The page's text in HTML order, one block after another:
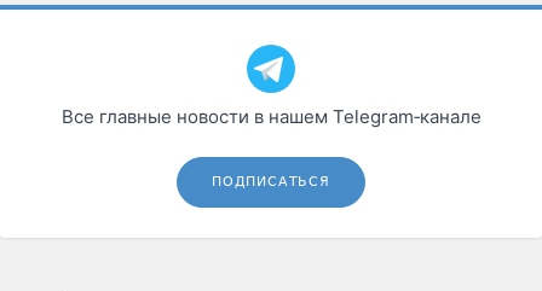
Все главные новости в нашем Telegram‑канале
ПОДПИСАТЬСЯ